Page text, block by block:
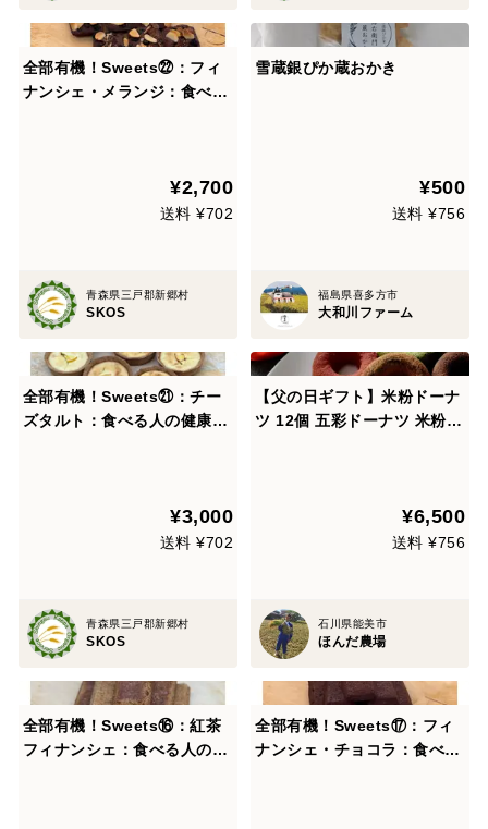
全部有機！Sweets㉒：フィ
ナンシェ・メランジ：食べる
¥2,700
送料 ¥702
青森県三戸郡新郷村
SKOS
雪蔵銀ぴか蔵おかき
¥500
送料 ¥756
福島県喜多方市
大和川ファーム
全部有機！Sweets㉑：チー
ズタルト：食べる人の健康を
¥3,000
送料 ¥702
青森県三戸郡新郷村
SKOS
【父の日ギフト】米粉ドーナ
ツ 12個 五彩ドーナツ 米粉仕
茶 チョコ シナモン 焼き菓子
¥6,500
送料 ¥756
石川県能美市
ほんだ農場
全部有機！Sweets⑯：紅茶
フィナンシェ：食べる人の健
全部有機！Sweets⑰：フィ
ナンシェ・チョコラ：食べる